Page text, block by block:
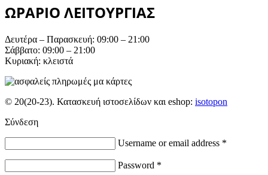
ΩΡΑΡΙΟ ΛΕΙΤΟΥΡΓΙΑΣ
Δευτέρα – Παρασκευή: 09:00 – 21:00
Σάββατο: 09:00 – 21:00
Κυριακή: κλειστά
© 20(20-23). Κατασκευή ιστοσελίδων και eshop: isotopon
Σύνδεση
Username or email address *
Password *